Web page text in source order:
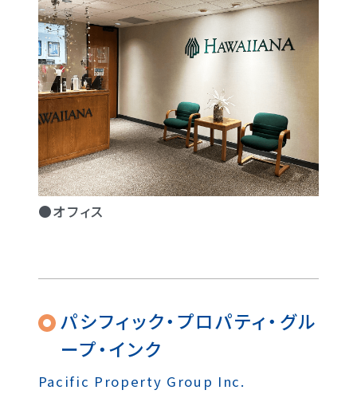
●オフィス
パシフィック・プロパティ・グル
ープ・インク
Pacific Property Group Inc.